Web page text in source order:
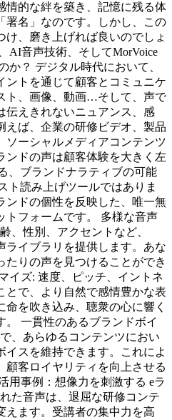
情的な絆を築き、記憶に残る体
署名」なのです。しかし、この
、磨き上げれば良いのでしょ
AI音声技術、そしてMorVoice
か？ デジタル時代において、
ントを通じて顧客とコミュニケ
ト、画像、動画…そして、声で
伝えきれないニュアンス、感
えば、企業の研修ビデオ、製品
ソーシャルメディアコンテンツ
ンドの声は顧客体験を大きく左
、ブランドナラティブの可能
ト読み上げツールではありま
ンドの個性を反映した、唯一無
トフォームです。 多様な音声
、性別、アクセントなど、
ライブラリを提供します。あな
たりの声を見つけることができ
イズ: 速度、ピッチ、イントネ
とで、より自然で感情豊かな表
を吹き込み、聴衆の心に響く
一貫性のあるブランドボイ
、あらゆるコンテンツにおい
スを維持できます。これによ
顧客ロイヤリティを向上させる
用事例：想像力を刺激する eラ
た音声は、退屈な研修コンテ
えます。受講者の集中力を高